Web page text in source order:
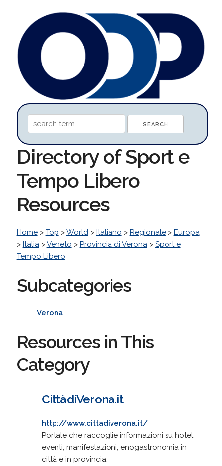
Directory of Sport e
Tempo Libero
Resources
Home> Top >World> Italiano > Regionale> Europa
> Italia>Veneto > Provincia di Verona> Sport e
Tempo Libero
Subcategories
Verona
Resources in This
Category
CittàdiVerona.it
http://www.cittadiverona.it/
Portale che raccoglie informazioni su hotel,
eventi, manifestazioni, enogastronomia in
città e in provincia.